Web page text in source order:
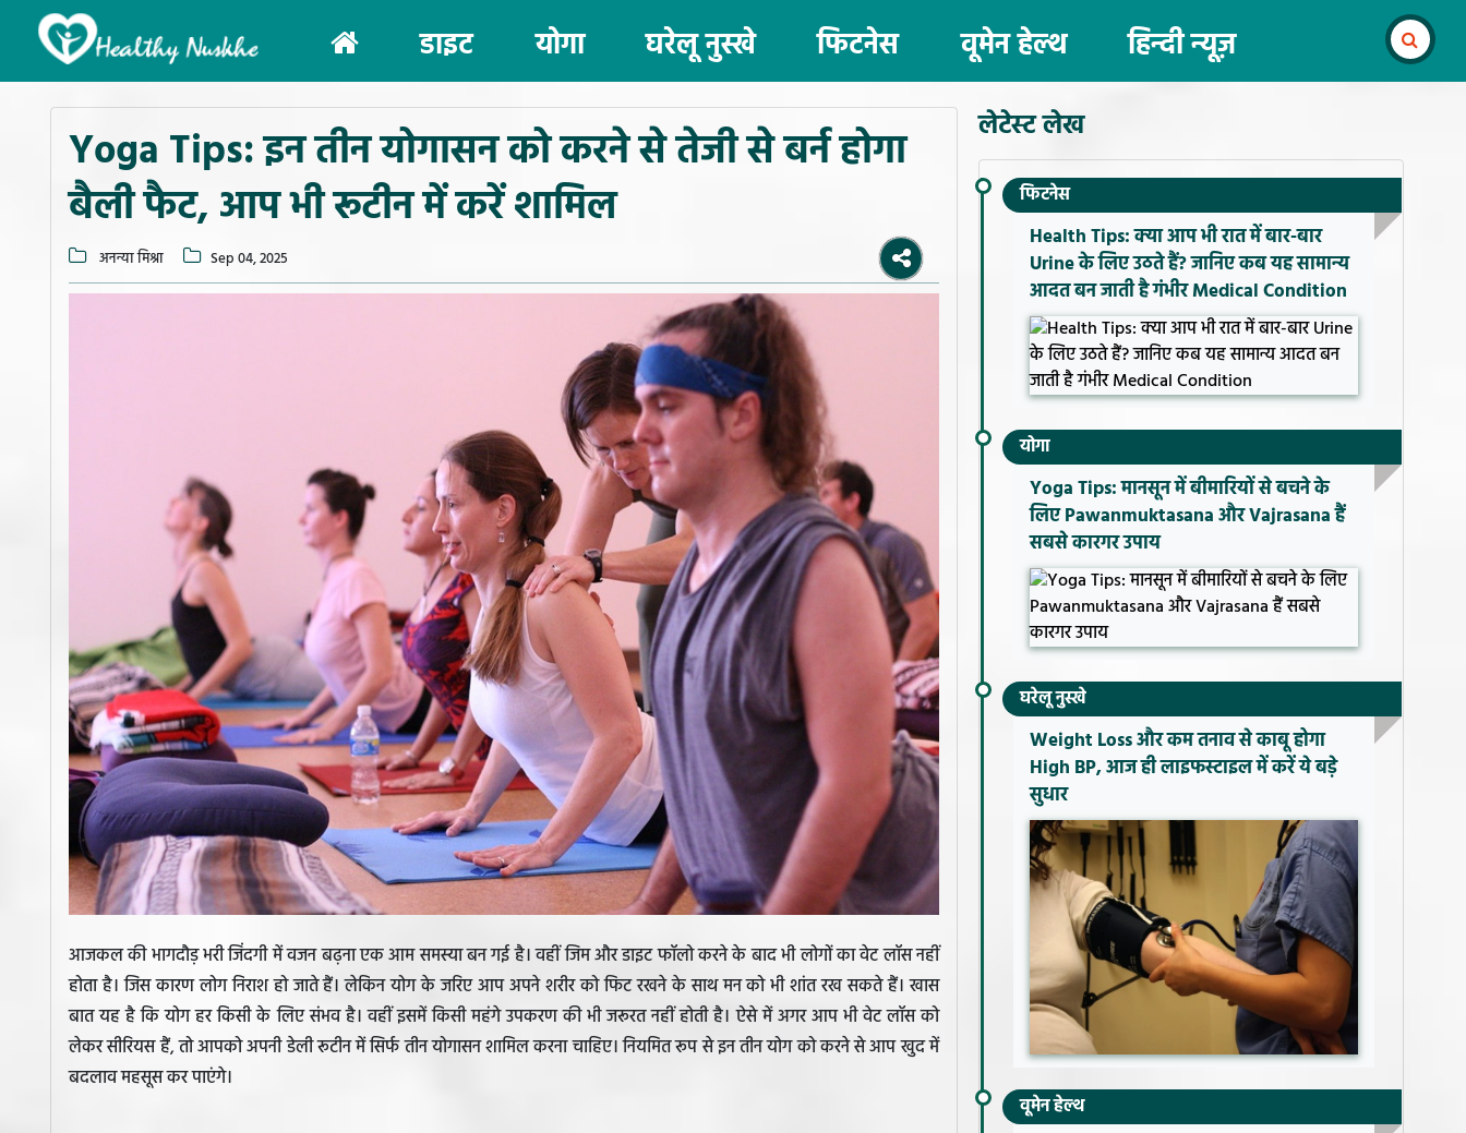
(current)
डाइट योगा घरेलू नुस्खे फिटनेस वूमेन हेल्थ हिन्दी न्यूज़
Yoga Tips: इन तीन योगासन को करने से तेजी से बर्न होगा
बैली फैट, आप भी रूटीन में करें शामिल
अनन्या मिश्रा Sep 04, 2025
आजकल की भागदौड़ भरी जिंदगी में वजन बढ़ना एक आम समस्या बन गई है। वहीं जिम और डाइट फॉलो करने के बाद भी लोगों का वेट लॉस नहीं
होता है। जिस कारण लोग निराश हो जाते हैं। लेकिन योग के जरिए आप अपने शरीर को फिट रखने के साथ मन को भी शांत रख सकते हैं। खास
बात यह है कि योग हर किसी के लिए संभव है। वहीं इसमें किसी महंगे उपकरण की भी जरूरत नहीं होती है। ऐसे में अगर आप भी वेट लॉस को
लेकर सीरियस हैं, तो आपको अपनी डेली रूटीन में सिर्फ तीन योगासन शामिल करना चाहिए। नियमित रूप से इन तीन योग को करने से आप खुद में
बदलाव महसूस कर पाएंगे।
लेटेस्ट लेख
फिटनेस
Health Tips: क्या आप भी रात में बार-बार
Urine के लिए उठते हैं? जानिए कब यह सामान्य
आदत बन जाती है गंभीर Medical Condition
योगा
Yoga Tips: मानसून में बीमारियों से बचने के
लिए Pawanmuktasana और Vajrasana हैं
सबसे कारगर उपाय
घरेलू नुस्खे
Weight Loss और कम तनाव से काबू होगा
High BP, आज ही लाइफस्टाइल में करें ये बड़े
सुधार
वूमेन हेल्थ